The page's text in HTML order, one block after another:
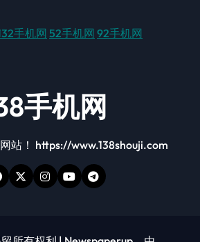
手机网 52手机网 92手机网
手机网
站！ https://www.138shouji.com